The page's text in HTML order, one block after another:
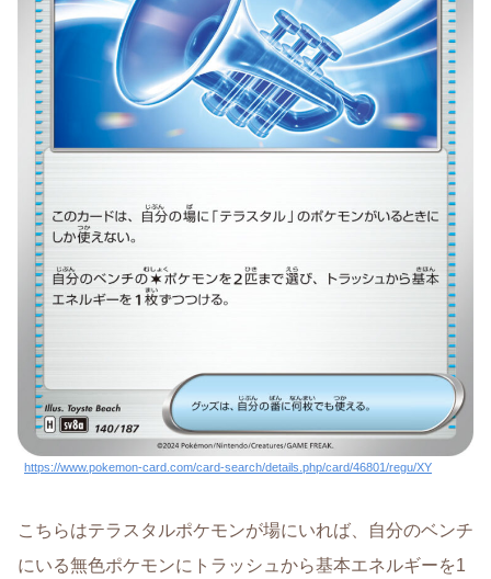
https://www.pokemon-card.com/card-search/details.php/card/46801/regu/XY
こちらはテラスタルポケモンが場にいれば、自分のベンチ
にいる無色ポケモンにトラッシュから基本エネルギーを1